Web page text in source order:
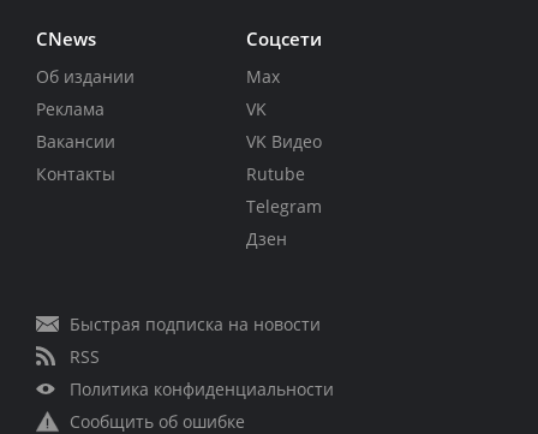
CNews
Об издании
Реклама
Вакансии
Контакты
Соцсети
Max
VK
VK Видео
Rutube
Telegram
Дзен
Быстрая подписка на новости
RSS
Политика конфиденциальности
Сообщить об ошибке